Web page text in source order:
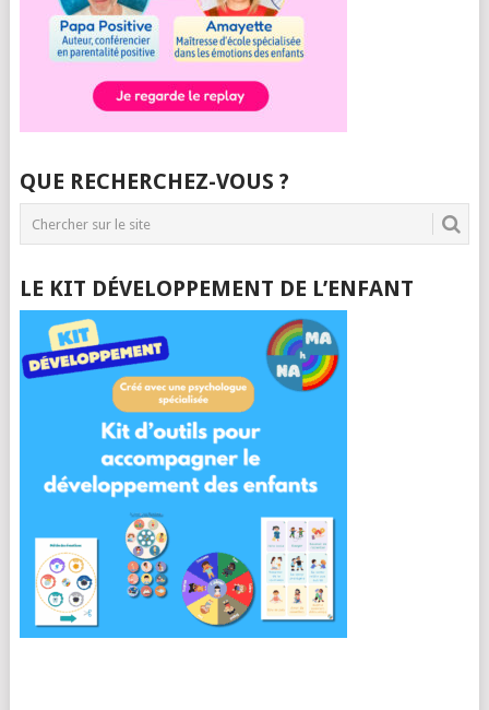
QUE RECHERCHEZ-VOUS ?
LE KIT DÉVELOPPEMENT DE L’ENFANT